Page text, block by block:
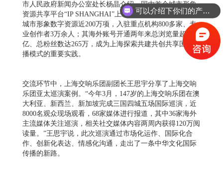
市人民政府新闻办公室处长杨晶介绍，国内首个城市形象
资源共享平台“IP SHANGHAI”上线近五年来，已累计汇聚
城市形象数字资源近200万项，入驻重点机构800多家、专
业创作者3万余人；其海外账号开通两年来总浏览量超过12
亿、总粉丝数达265万，成为上海探索共建共创共享国际传
播模式的重要实践。
交流环节中，上海交响乐团副团长王思宇分享了上海交响
乐团亚太巡演案例。“今年3月，147岁的上海交响乐团在澳
大利亚、新西兰、新加坡完成三国四城五场国际巡演，近
8000名观众现场观看，68家媒体进行报道，其中36家海外
主流媒体关注巡演，相关社交媒体内容两周内获得120万阅
读量。”王思宇说，此次巡演通过市场化运作、国际化合
作、创新化表达、情感化沟通，走出了一条中华文化国际
传播的新路。
可以介绍下你们的产品么